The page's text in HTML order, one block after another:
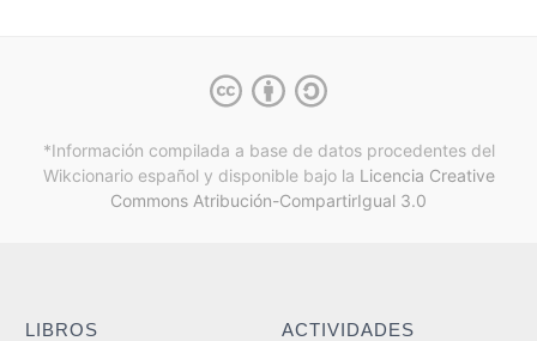
*Información compilada a base de datos procedentes del
Wikcionario español y disponible bajo la Licencia Creative
Commons Atribución-CompartirIgual 3.0
LIBROS ACTIVIDADES